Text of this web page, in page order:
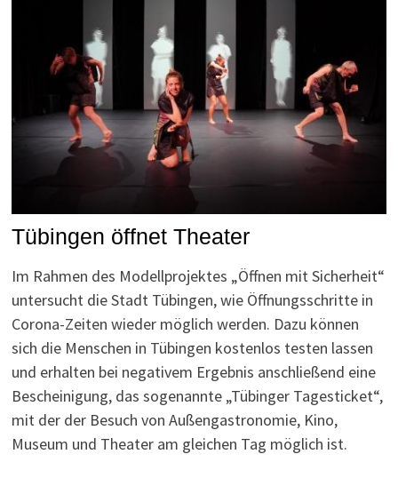
Tübingen öffnet Theater
Im Rahmen des Modellprojektes „Öffnen mit Sicherheit“
untersucht die Stadt Tübingen, wie Öffnungsschritte in
Corona-Zeiten wieder möglich werden. Dazu können
sich die Menschen in Tübingen kostenlos testen lassen
und erhalten bei negativem Ergebnis anschließend eine
Bescheinigung, das sogenannte „Tübinger Tagesticket“,
mit der der Besuch von Außengastronomie, Kino,
Museum und Theater am gleichen Tag möglich ist.